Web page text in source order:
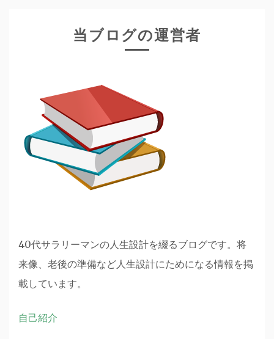
当ブログの運営者
40代サラリーマンの人生設計を綴るブログです。将
来像、老後の準備など人生設計にためになる情報を掲
載しています。
自己紹介